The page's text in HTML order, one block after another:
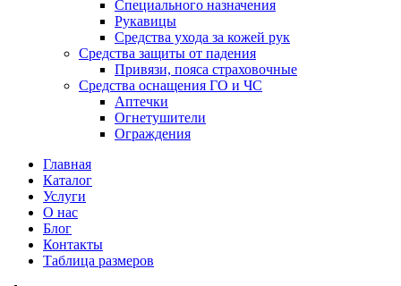
Специального назначения
Рукавицы
Средства ухода за кожей рук
Средства защиты от падения
Привязи, пояса страховочные
Средства оснащения ГО и ЧС
Аптечки
Огнетушители
Ограждения
Главная
Каталог
Услуги
О нас
Блог
Контакты
Таблица размеров